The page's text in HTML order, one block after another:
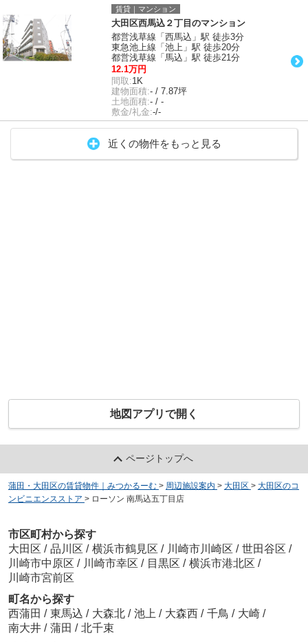
賃貸｜マンション
大田区西馬込２丁目のマンション
都営浅草線「西馬込」駅 徒歩3分
東急池上線「池上」駅 徒歩20分
都営浅草線「馬込」駅 徒歩21分
12.1万円
間取:1K
建物面積:- / 7.87坪
土地面積:- / -
敷金/礼金:-/-
近くの物件をもっと見る
地図アプリで開く
ページトップへ
蒲田・大田区の賃貸物件｜みつかるーむ > 周辺施設案内 > 大田区 > 大田区のコ
ンビニエンスストア > ローソン 南馬込五丁目店
市区町村から探す
大田区 / 品川区 / 横浜市鶴見区 / 川崎市川崎区 / 世田谷区 /
川崎市中原区 / 川崎市幸区 / 目黒区 / 横浜市港北区 /
川崎市宮前区
町名から探す
西蒲田 / 東馬込 / 大森北 / 池上 / 大森西 / 千鳥 / 大崎 /
南大井 / 蒲田 / 北千束